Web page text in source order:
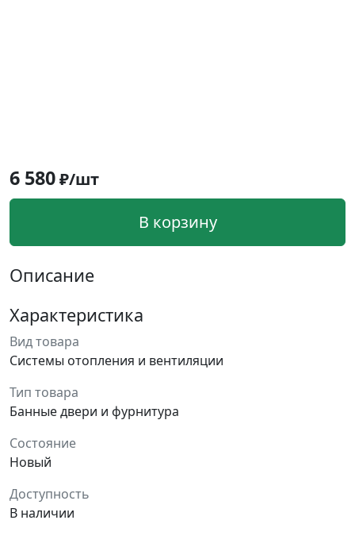
6 580₽/шт
В корзину
Описание
Характеристика
Вид товара
Системы отопления и вентиляции
Тип товара
Банные двери и фурнитура
Состояние
Новый
Доступность
В наличии